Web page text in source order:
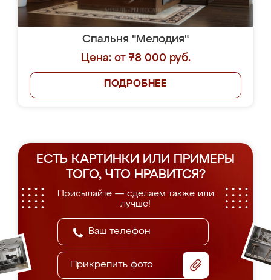
Спальня "Мелодия"
Цена: от 78 000 руб.
ПОДРОБНЕЕ
ЕСТЬ КАРТИНКИ ИЛИ ПРИМЕРЫ
ТОГО, ЧТО НРАВИТСЯ?
Присылайте — сделаем также или
лучше!
Прикрепить фото